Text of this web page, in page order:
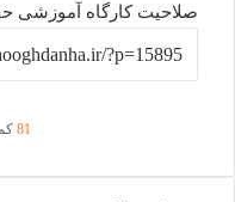
صلاحیت کارگاه آموزشی